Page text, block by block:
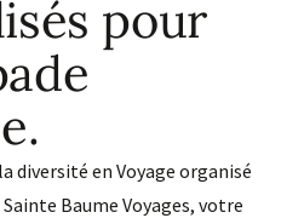
pour
diversité en Voyage organisé
Baume Voyages, votre